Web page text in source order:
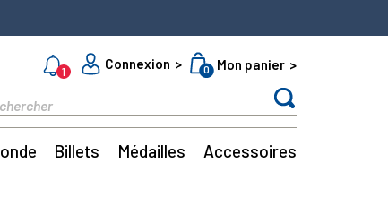
1
Connexion 0 Mon panier
Billets Médailles Accessoires